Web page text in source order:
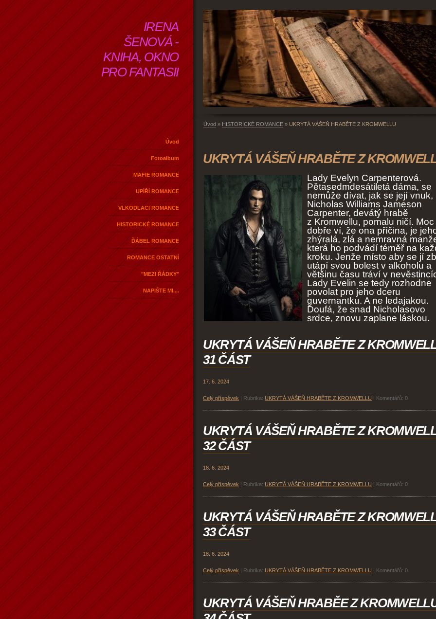
IRENA
ŠENOVÁ -
KNIHA, OKNO
PRO FANTASII
Úvod
Fotoalbum
MAFIE ROMANCE
UPÍŘÍ ROMANCE
VLKODLACI ROMANCE
HISTORICKÉ ROMANCE
ĎÁBEL ROMANCE
ROMANCE OSTATNÍ
"MEZI ŘÁDKY"
NAPIŠTE MI....
Úvod » HISTORICKÉ ROMANCE » UKRYTÁ VÁŠEŇ HRABĚTE Z KROMWELLU
UKRYTÁ VÁŠEŇ HRABĚTE Z
Lady Evelyn Carpenterová.
Pětasedmdesátiletá dáma, se
nemůže dívat, jak se její vnuk,
Nicholas Williams Jameson
Carpenter, devátý hrabě
z Kromwellu, pomalu ničí. Moc
dobře ví, že ona příčina, je
zhýralá, zlá a nemravná
která ho podvádí téměř na
kroku. Jenže místo aby se jí
utápí svou bolest v alkoholu a
většinu času tráví v
Lady Evelin se tedy rozhodne
povolat pro jeho dceru
guvernantku. A ne ledajakou.
Doufá, že snad Nicholasovo
srdce, znovu zaplane láskou.
UKRYTÁ VÁŠEŇ HRABĚTE Z
31 ČÁST
17. 6. 2024
Celý příspěvek | Rubrika: UKRYTÁ VÁŠEŇ HRABĚTE Z KROMWELLU | Komentářů: 0
UKRYTÁ VÁŠEŇ HRABĚTE Z
32 ČÁST
18. 6. 2024
Celý příspěvek | Rubrika: UKRYTÁ VÁŠEŇ HRABĚTE Z KROMWELLU | Komentářů: 0
UKRYTÁ VÁŠEŇ HRABĚTE Z
33 ČÁST
18. 6. 2024
Celý příspěvek | Rubrika: UKRYTÁ VÁŠEŇ HRABĚTE Z KROMWELLU | Komentářů: 0
UKRYTÁ VÁŠEŇ HRABĚE Z